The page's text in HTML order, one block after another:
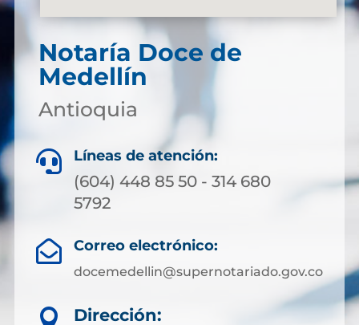
Notaría Doce de
Medellín
Antioquia
 Líneas de atención:
(604) 448 85 50 - 314 680
5792
 Correo electrónico:
docemedellin@supernotariado.gov.co

Dirección: